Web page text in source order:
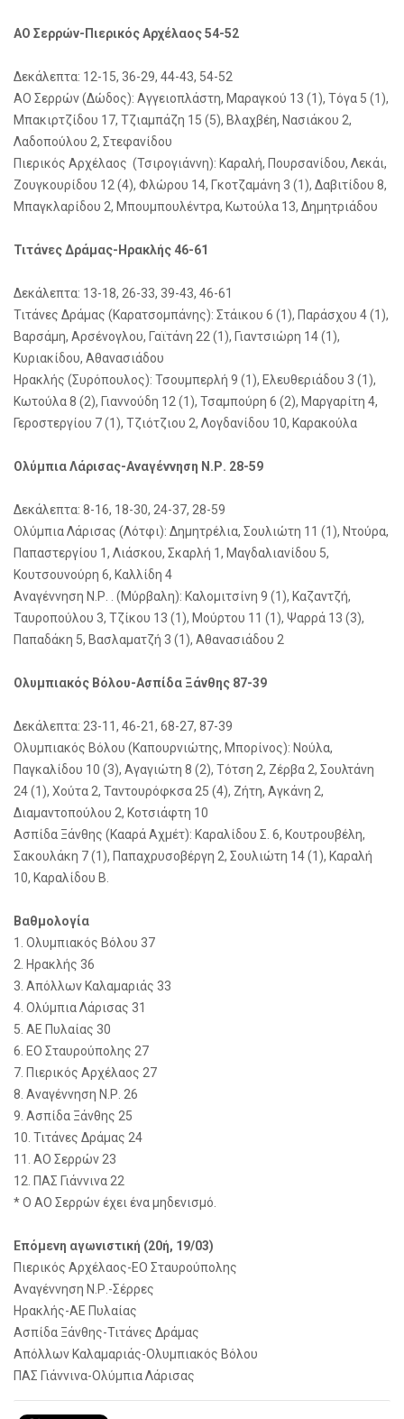
ΑΟ Σερρών-Πιερικός Αρχέλαος 54-52
Δεκάλεπτα: 12-15, 36-29, 44-43, 54-52
ΑΟ Σερρών (Δώδος): Αγγειοπλάστη, Μαραγκού 13 (1), Τόγα 5 (1),
Μπακιρτζίδου 17, Τζιαμπάζη 15 (5), Βλαχβέη, Νασιάκου 2,
Λαδοπούλου 2, Στεφανίδου
Πιερικός Αρχέλαος (Τσιρογιάννη): Καραλή, Πουρσανίδου, Λεκάι,
Ζουγκουρίδου 12 (4), Φλώρου 14, Γκοτζαμάνη 3 (1), Δαβιτίδου 8,
Μπαγκλαρίδου 2, Μπουμπουλέντρα, Κωτούλα 13, Δημητριάδου
Τιτάνες Δράμας-Ηρακλής 46-61
Δεκάλεπτα: 13-18, 26-33, 39-43, 46-61
Τιτάνες Δράμας (Καρατσομπάνης): Στάικου 6 (1), Παράσχου 4 (1),
Βαρσάμη, Αρσένογλου, Γαϊτάνη 22 (1), Γιαντσιώρη 14 (1),
Κυριακίδου, Αθανασιάδου
Ηρακλής (Συρόπουλος): Τσουμπερλή 9 (1), Ελευθεριάδου 3 (1),
Κωτούλα 8 (2), Γιαννούδη 12 (1), Τσαμπούρη 6 (2), Μαργαρίτη 4,
Γεροστεργίου 7 (1), Τζιότζιου 2, Λογδανίδου 10, Καρακούλα
Ολύμπια Λάρισας-Αναγέννηση Ν.Ρ. 28-59
Δεκάλεπτα: 8-16, 18-30, 24-37, 28-59
Ολύμπια Λάρισας (Λότφι): Δημητρέλια, Σουλιώτη 11 (1), Ντούρα,
Παπαστεργίου 1, Λιάσκου, Σκαρλή 1, Μαγδαλιανίδου 5,
Κουτσουνούρη 6, Καλλίδη 4
Αναγέννηση Ν.Ρ. . (Μύρβαλη): Καλομιτσίνη 9 (1), Καζαντζή,
Ταυροπούλου 3, Τζίκου 13 (1), Μούρτου 11 (1), Ψαρρά 13 (3),
Παπαδάκη 5, Βασλαματζή 3 (1), Αθανασιάδου 2
Ολυμπιακός Βόλου-Ασπίδα Ξάνθης 87-39
Δεκάλεπτα: 23-11, 46-21, 68-27, 87-39
Ολυμπιακός Βόλου (Καπουρνιώτης, Μπορίνος): Νούλα,
Παγκαλίδου 10 (3), Αγαγιώτη 8 (2), Τότση 2, Ζέρβα 2, Σουλτάνη
24 (1), Χούτα 2, Ταντουρόφκσα 25 (4), Ζήτη, Αγκάνη 2,
Διαμαντοπούλου 2, Κοτσιάφτη 10
Ασπίδα Ξάνθης (Κααρά Αχμέτ): Καραλίδου Σ. 6, Κουτρουβέλη,
Σακουλάκη 7 (1), Παπαχρυσοβέργη 2, Σουλιώτη 14 (1), Καραλή
10, Καραλίδου Β.
Bαθμολογία
1. Ολυμπιακός Βόλου 37
2. Ηρακλής 36
3. Απόλλων Καλαμαριάς 33
4. Ολύμπια Λάρισας 31
5. AE Πυλαίας 30
6. ΕΟ Σταυρούπολης 27
7. Πιερικός Αρχέλαος 27
8. Αναγέννηση Ν.Ρ. 26
9. Ασπίδα Ξάνθης 25
10. Τιτάνες Δράμας 24
11. ΑΟ Σερρών 23
12. ΠΑΣ Γιάννινα 22
* Ο ΑΟ Σερρών έχει ένα μηδενισμό.
Επόμενη αγωνιστική (20ή, 19/03)
Πιερικός Αρχέλαος-ΕΟ Σταυρούπολης
Αναγέννηση Ν.Ρ.-Σέρρες
Ηρακλής-ΑΕ Πυλαίας
Ασπίδα Ξάνθης-Τιτάνες Δράμας
Απόλλων Καλαμαριάς-Ολυμπιακός Βόλου
ΠΑΣ Γιάννινα-Ολύμπια Λάρισας